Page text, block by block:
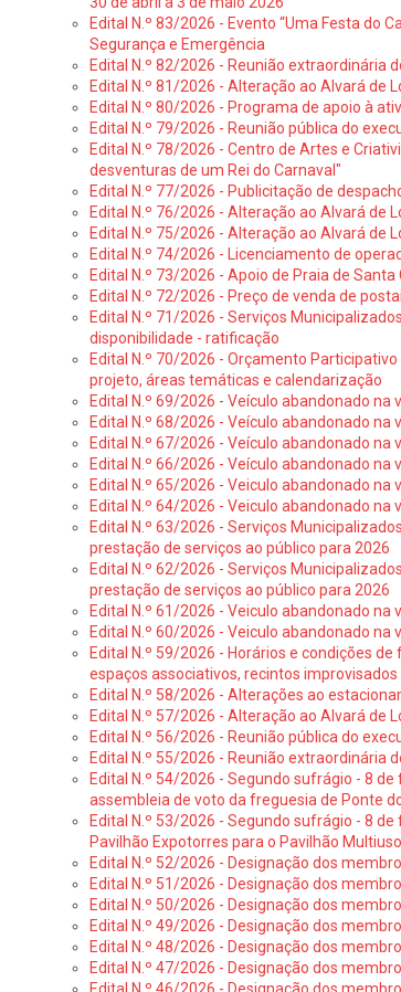
Edital N.º 83/2026 - Evento “Uma Festa do
Segurança e Emergência
Edital N.º 82/2026 - Reunião extraordinária
Edital N.º 81/2026 - Alteração ao Alvará de
Edital N.º 80/2026 - Programa de apoio à
Edital N.º 79/2026 - Reunião pública do
Edital N.º 78/2026 - Centro de Artes e
desventuras de um Rei do Carnaval"
Edital N.º 77/2026 - Publicitação de
Edital N.º 76/2026 - Alteração ao Alvará de
Edital N.º 75/2026 - Alteração ao Alvará de
Edital N.º 74/2026 - Licenciamento de
Edital N.º 73/2026 - Apoio de Praia de Santa
Edital N.º 72/2026 - Preço de venda de
Edital N.º 71/2026 - Serviços
disponibilidade - ratificação
Edital N.º 70/2026 - Orçamento
projeto, áreas temáticas e calendarização
Edital N.º 69/2026 - Veículo abandonado na
Edital N.º 68/2026 - Veículo abandonado na
Edital N.º 67/2026 - Veículo abandonado na
Edital N.º 66/2026 - Veículo abandonado na
Edital N.º 65/2026 - Veiculo abandonado na
Edital N.º 64/2026 - Veiculo abandonado na
Edital N.º 63/2026 - Serviços
prestação de serviços ao público para 2026
Edital N.º 62/2026 - Serviços
prestação de serviços ao público para 2026
Edital N.º 61/2026 - Veiculo abandonado na
Edital N.º 60/2026 - Veiculo abandonado na
Edital N.º 59/2026 - Horários e condições
espaços associativos, recintos
Edital N.º 58/2026 - Alterações ao
Edital N.º 57/2026 - Alteração ao Alvará de
Edital N.º 56/2026 - Reunião pública do
Edital N.º 55/2026 - Reunião extraordinária
Edital N.º 54/2026 - Segundo sufrágio - 8
assembleia de voto da freguesia de Ponte
Edital N.º 53/2026 - Segundo sufrágio - 8
Pavilhão Expotorres para o Pavilhão
Edital N.º 52/2026 - Designação dos
Edital N.º 51/2026 - Designação dos
Edital N.º 50/2026 - Designação dos
Edital N.º 49/2026 - Designação dos
Edital N.º 48/2026 - Designação dos
Edital N.º 47/2026 - Designação dos